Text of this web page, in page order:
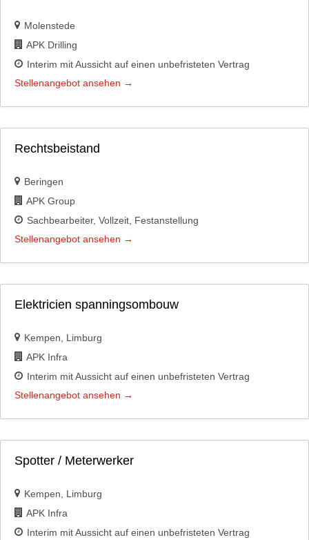
Molenstede
APK Drilling
Interim mit Aussicht auf einen unbefristeten Vertrag
Stellenangebot ansehen
Rechtsbeistand
Beringen
APK Group
Sachbearbeiter Vollzeit Festanstellung
Stellenangebot ansehen
Elektricien spanningsombouw
Kempen
Limburg
APK Infra
Interim mit Aussicht auf einen unbefristeten Vertrag
Stellenangebot ansehen
Spotter / Meterwerker
Kempen
Limburg
APK Infra
Interim mit Aussicht auf einen unbefristeten Vertrag